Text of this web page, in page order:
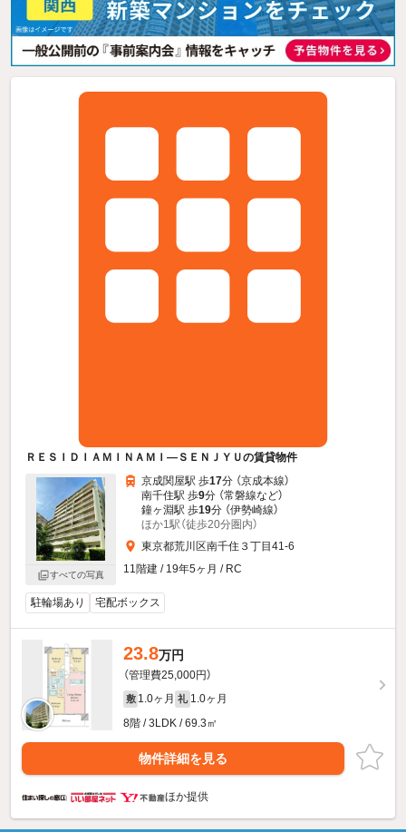
ＲＥＳＩＤＩＡＭＩＮＡＭＩ—ＳＥＮＪＹＵの賃貸物件
すべての写真
京成関屋駅 歩17分 （京成本線）
南千住駅 歩9分 （常磐線など）
鐘ヶ淵駅 歩19分 （伊勢崎線）
ほか1駅（徒歩20分圏内）
東京都荒川区南千住３丁目41-6
11階建 / 19年5ヶ月 / RC
駐輪場あり 宅配ボックス
23.8万円
（管理費25,000円）
敷 1.0ヶ月 礼 1.0ヶ月
8階 / 3LDK / 69.3㎡
物件詳細を見る
ほか提供